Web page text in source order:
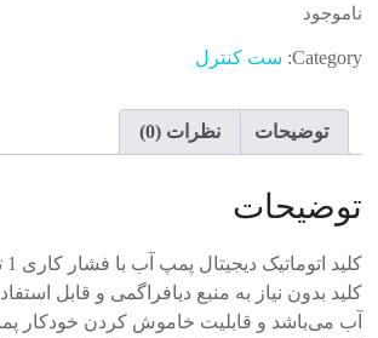
ناموجود
Category: ست کنترل
توضیحات نظرات (0)
توضیحات
کلید بدون نیاز به منبع دیافراگمی و قابل
آب می‌باشد و قابلیت خاموش کردن خودکار